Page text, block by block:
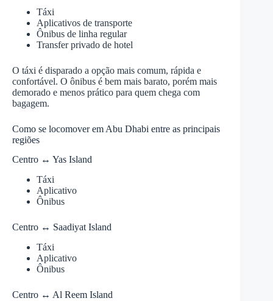
Táxi
Aplicativos de transporte
Ônibus de linha regular
Transfer privado de hotel
O táxi é disparado a opção mais comum, rápida e
confortável. O ônibus é bem mais barato, porém mais
demorado e menos prático para quem chega com
bagagem.
Como se locomover em Abu Dhabi entre as principais
regiões
Centro ↔ Yas Island
Táxi
Aplicativo
Ônibus
Centro ↔ Saadiyat Island
Táxi
Aplicativo
Ônibus
Centro ↔ Al Reem Island